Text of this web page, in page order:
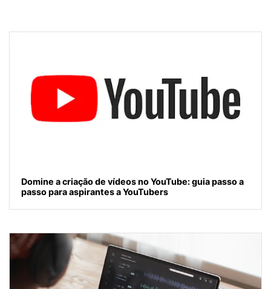
Domine a criação de vídeos no YouTube: guia passo a
passo para aspirantes a YouTubers